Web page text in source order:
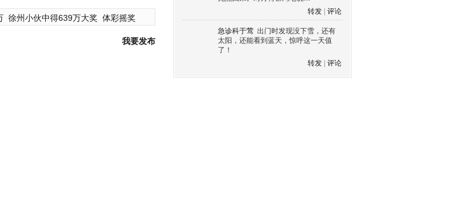
徐州小伙中得639万大奖 体彩摇奖
我要发布
转发
评论
急诊科于莺 出门时发现没下雪，还有
太阳，还能看到蓝天，惊呼这一天值
了！
转发
评论